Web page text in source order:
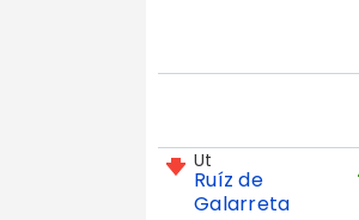
Ut
Ruíz de
Galarreta